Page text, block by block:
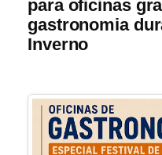
para oficinas
gastronomia
Inverno